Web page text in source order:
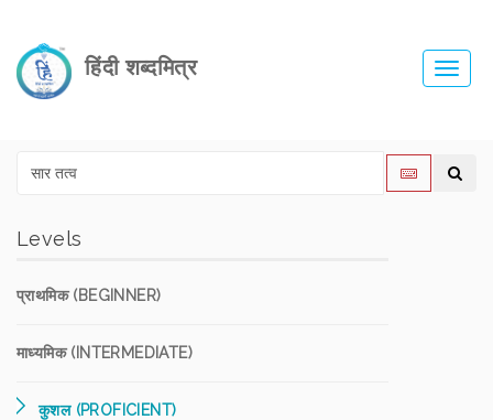
हिंदी शब्दमित्र
Levels
प्राथमिक (BEGINNER)
माध्यमिक (INTERMEDIATE)
कुशल (PROFICIENT)